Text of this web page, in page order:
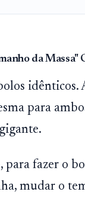
da Massa"
idênticos.
para
fazer o
mudar o